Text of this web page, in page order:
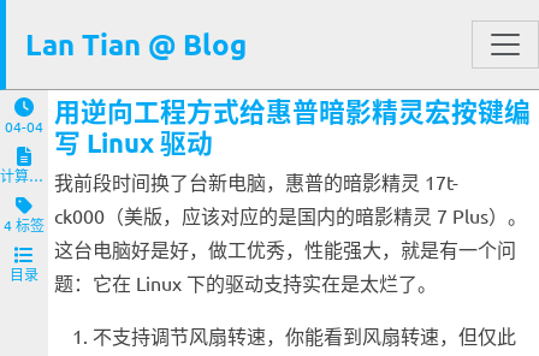
Lan Tian @ Blog
04-04
计算机与客户端
4 标签
目录
用逆向工程方式给惠普暗影精灵宏按键编
写 Linux 驱动
我前段时间换了台新电脑，惠普的暗影精灵 17t-
ck000（美版，应该对应的是国内的暗影精灵 7 Plus）。
这台电脑好是好，做工优秀，性能强大，就是有一个问
题：它在 Linux 下的驱动支持实在是太烂了。
不支持调节风扇转速，你能看到风扇转速，但仅此